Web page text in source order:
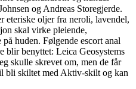
og Andreas Storegjerde.
eteriske oljer fra neroli, lavendel,
skal virke pleiende,
huden. Følgende escort anal
blir benyttet: Leica Geosystems
skulle skrevet om, men de får
bli skiltet med Aktiv-skilt og kan